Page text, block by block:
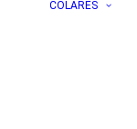
COLARES